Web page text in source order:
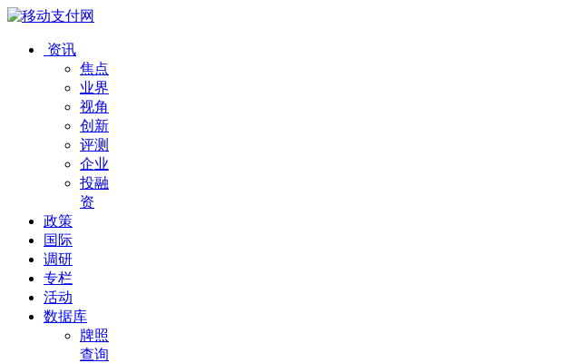
资讯
焦点
业界
视角
创新
评测
企业
投融
资
政策
国际
调研
专栏
活动
数据库
牌照
查询